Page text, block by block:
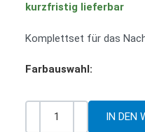
kurzfristig lieferbar
Komplettset für das
Farbauswahl: